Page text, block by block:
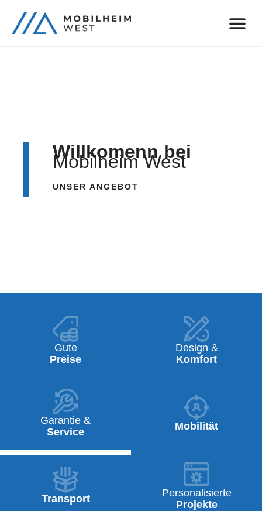
Willkomenn bei
Mobilheim West
UNSER ANGEBOT
Gute
Preise
Design &
Komfort
Garantie &
Service
Mobilität
Transport
Personalisierte
Projekte